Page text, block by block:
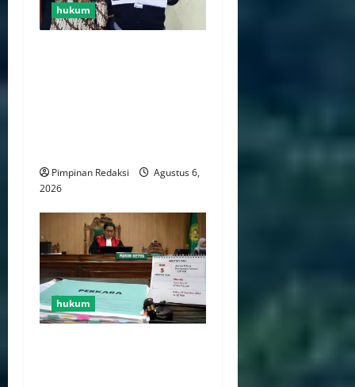
hukum
Pimpinan Redaksi
Agustus 6,
2026
hukum